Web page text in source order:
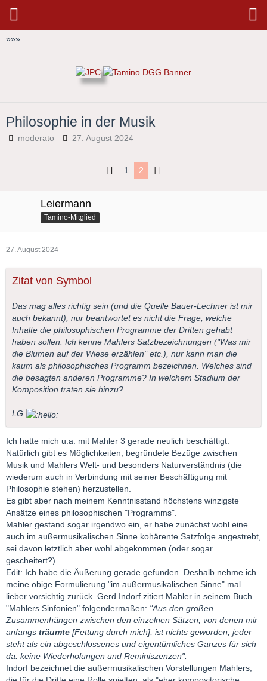
»»»
Philosophie in der Musik
moderato 27. August 2024
1 2
Leiermann
Tamino-Mitglied
27. August 2024
Zitat von Symbol
Das mag alles richtig sein (und die Quelle Bauer-Lechner ist mir
auch bekannt), nur beantwortet es nicht die Frage, welche
Inhalte die philosophischen Programme der Dritten gehabt
haben sollen. Ich kenne Mahlers Satzbezeichnungen ("Was mir
die Blumen auf der Wiese erzählen" etc.), nur kann man die
kaum als philosophisches Programm bezeichnen. Welches sind
die besagten anderen Programme? In welchem Stadium der
Komposition traten sie hinzu?
LG
Ich hatte mich u.a. mit Mahler 3 gerade neulich beschäftigt.
Natürlich gibt es Möglichkeiten, begründete Bezüge zwischen
Musik und Mahlers Welt- und besonders Naturverständnis (die
wiederum auch in Verbindung mit seiner Beschäftigung mit
Philosophie stehen) herzustellen.
Es gibt aber nach meinem Kenntnisstand höchstens winzigste
Ansätze eines philosophischen "Programms".
Mahler gestand sogar irgendwo ein, er habe zunächst wohl eine
auch im außermusikalischen Sinne kohärente Satzfolge angestrebt,
sei davon letztlich aber wohl abgekommen (oder sogar
gescheitert?).
Edit: Ich habe die Äußerung gerade gefunden. Deshalb nehme ich
meine obige Formulierung "im außermusikalischen Sinne" mal
lieber vorsichtig zurück. Gerd Indorf zitiert Mahler in seinem Buch
"Mahlers Sinfonien" folgendermaßen: "Aus den großen
Zusammenhängen zwischen den einzelnen Sätzen, von denen mir
anfangs träumte [Fettung durch mich], ist nichts geworden; jeder
steht als ein abgeschlossenes und eigentümliches Ganzes für sich
da: keine Wiederholungen und Reminiszenzen".
Indorf bezeichnet die außermusikalischen Vorstellungen Mahlers,